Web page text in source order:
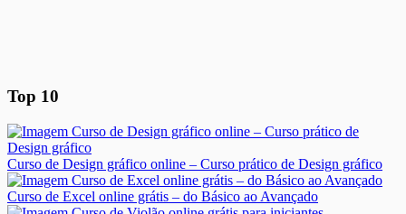
Top 10
Curso de Design gráfico online – Curso prático de Design gráfico
Curso de Excel online grátis – do Básico ao Avançado